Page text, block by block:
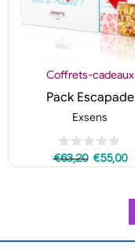
Coffrets-cadeaux
Pack Escapade
Exsens
€63,20 €55,00